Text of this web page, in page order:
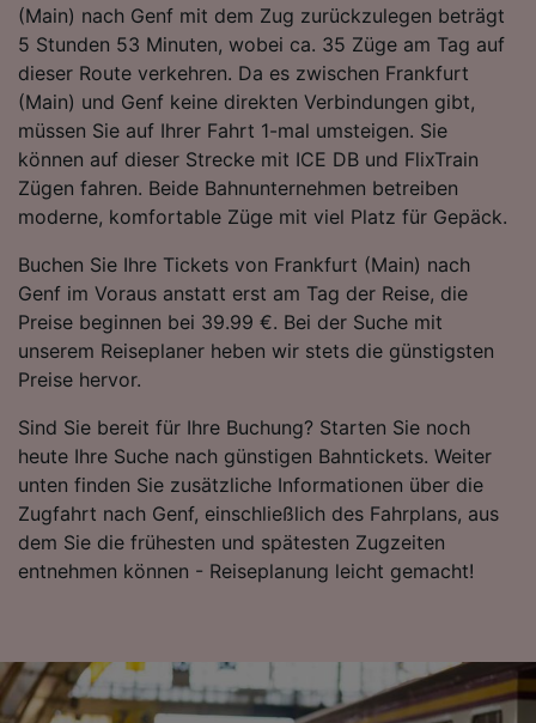
(Main) nach Genf mit dem Zug zurückzulegen beträgt
5 Stunden 53 Minuten, wobei ca. 35 Züge am Tag auf
dieser Route verkehren. Da es zwischen Frankfurt
(Main) und Genf keine direkten Verbindungen gibt,
müssen Sie auf Ihrer Fahrt 1-mal umsteigen. Sie
können auf dieser Strecke mit ICE DB und FlixTrain
Zügen fahren. Beide Bahnunternehmen betreiben
moderne, komfortable Züge mit viel Platz für Gepäck.
Buchen Sie Ihre Tickets von Frankfurt (Main) nach
Genf im Voraus anstatt erst am Tag der Reise, die
Preise beginnen bei 39.99 €. Bei der Suche mit
unserem Reiseplaner heben wir stets die günstigsten
Preise hervor.
Sind Sie bereit für Ihre Buchung? Starten Sie noch
heute Ihre Suche nach günstigen Bahntickets. Weiter
unten finden Sie zusätzliche Informationen über die
Zugfahrt nach Genf, einschließlich des Fahrplans, aus
dem Sie die frühesten und spätesten Zugzeiten
entnehmen können - Reiseplanung leicht gemacht!
Folgendes bereitzustellen:
Verwendung genauer Standortdaten.
Endgeräteeigenschaften zur Identifikation
aktiv abfragen. Speichern von oder Zugriff auf
Informationen auf einem Endgerät.
Personalisierte Werbung und Inhalte, Messung
von Werbeleistung und der Performance von
Inhalten, Zielgruppenforschung sowie
Entwicklung und Verbesserung von
Liste der Partner (Lieferanten)